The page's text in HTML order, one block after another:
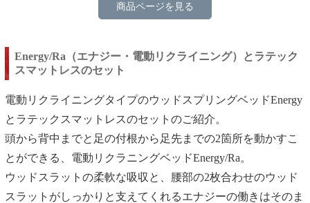
商品ページを見る
Energy/Ra（エナジー・電動リクライニング）とラテック
スマットレスのセット
電動リクライニングタイプのウッドスプリングベッドEnergy
とラテックスマットレスのセットのご紹介。
頭から背中までと足の付根から足先までの2箇所を動かすこ
とができる、電動リクラニングベッドEnergy/Ra。
ウッドスラットの柔軟な吸収と、腰部の2枚合わせのウッド
スラットがしっかりと支えてくれるエナジーの働きはそのま